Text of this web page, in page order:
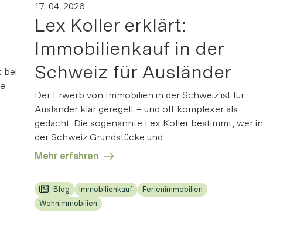
bei
17. 04. 2026
Lex Koller erklärt:
Immobilienkauf in der
Schweiz für Ausländer
Der Erwerb von Immobilien in der Schweiz ist für
Ausländer klar geregelt – und oft komplexer als
gedacht. Die sogenannte Lex Koller bestimmt, wer in
der Schweiz Grundstücke und...
Mehr erfahren
Blog Immobilienkauf
Ferienimmobilien
Wohnimmobilien